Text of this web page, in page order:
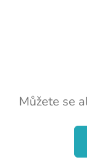
Můžete se